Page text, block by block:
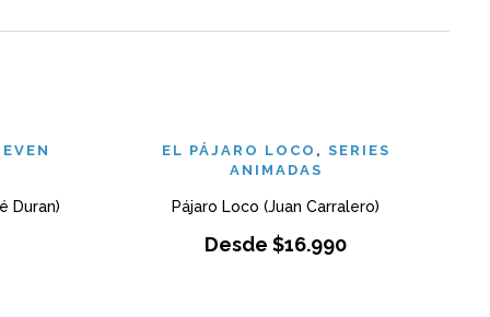
Duran)
EL PÁJARO LOCO , SERIES
ANIMADAS
Pájaro Loco (Juan Carralero)
Desde$16.990